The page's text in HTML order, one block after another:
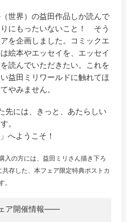
世界）の益田作品しか読んで
にもったいないこと！ そう
を企画しました。コミックエ
絵本やエッセイを、エッセイ
読んでいただきたい。これを
益田ミリワールドに触れてほ
やみません。
には、きっと、あたらしい
。
へようこそ！
入の方には、益田ミリさん描き下ろ
存した、本フェア限定特典ポストカ
。
ア開催情報——